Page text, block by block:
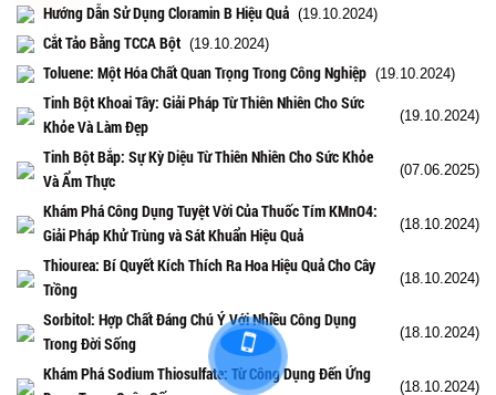
Hướng Dẫn Sử Dụng Cloramin B Hiệu Quả (19.10.2024)
Cắt Tảo Bằng TCCA Bột (19.10.2024)
Toluene: Một Hóa Chất Quan Trọng Trong Công Nghiệp (19.10.2024)
Tinh Bột Khoai Tây: Giải Pháp Từ Thiên Nhiên Cho Sức
Khỏe Và Làm Đẹp
(19.10.2024)
Tinh Bột Bắp: Sự Kỳ Diệu Từ Thiên Nhiên Cho Sức Khỏe
Và Ẩm Thực
(07.06.2025)
Khám Phá Công Dụng Tuyệt Vời Của Thuốc Tím KMnO4:
Giải Pháp Khử Trùng và Sát Khuẩn Hiệu Quả
(18.10.2024)
Thiourea: Bí Quyết Kích Thích Ra Hoa Hiệu Quả Cho Cây
Trồng
(18.10.2024)
Sorbitol: Hợp Chất Đáng Chú Ý Với Nhiều Công Dụng
Trong Đời Sống
(18.10.2024)
Khám Phá Sodium Thiosulfate: Từ Công Dụng Đến Ứng
(18.10.2024)